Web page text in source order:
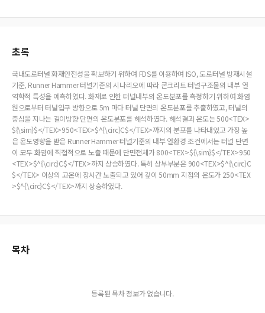
초록
국내도로터널 화재안전성을 확보하기 위하여 FDS를 이용하여 ISO, 도로터널 방재시설
기준, Runner Hammer 터널기준의 시나리오에 따라 콘크리트 터널구조물의 내부 열
역학적 특성을 예측하였다. 화재로 인한 터널내부의 온도분포를 측정하기 위하여 화염
원으로부터 터널입구 방향으로 5m 마다 터널 단면의 온도분포를 추출하였고, 터널의
중심을 지나는 길이방향 단면의 온도분포를 해석하였다. 해석결과 온도는 500<TEX>
${\sim}$</TEX>950<TEX>$^{\circ}C$</TEX>까지의 분포를 나타내었고 가장 높
은 온도영향을 받은 Runner Hammer 터널기준의 내부 열환경 조건에서는 터널 단면
이 모두 화염에 직접적으로 노출 때문에 단면전체가 800<TEX>${\sim}$</TEX>950
<TEX>$^{\circ}C$</TEX>까지 상승하였다. 특히 상부부분은 900<TEX>$^{\circ}C
$</TEX> 이상의 고온에 장시간 노출되고 있어 깊이 50mm 지점의 온도가 250<TEX
>$^{\circ}C$</TEX>까지 상승하였다.
목차
등록된 목차 정보가 없습니다.